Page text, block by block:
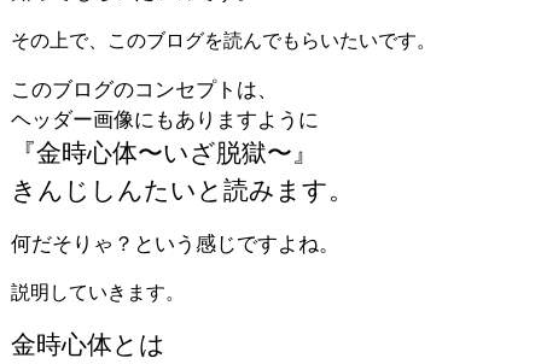
その上で、このブログを読んでもらいたいです。
このブログのコンセプトは、
ヘッダー画像にもありますように
『金時心体〜いざ脱獄〜』
きんじしんたいと読みます。
何だそりゃ？という感じですよね。
説明していきます。
金時心体とは